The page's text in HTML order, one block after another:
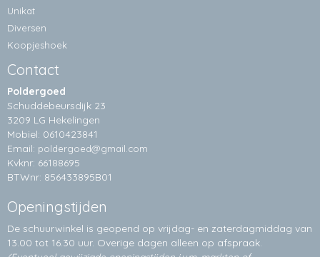
Unikat
Diversen
Koopjeshoek
Contact
Poldergoed
Schuddebeursdijk 23
3209 LG Hekelingen
Mobiel: 0610423841
Email: poldergoed@gmail.com
Kvknr: 66188695
BTWnr: 856433895B01
Openingstijden
De schuurwinkel is geopend op vrijdag- en zaterdagmiddag van
13.00 tot 16.30 uur. Overige dagen alleen op afspraak.